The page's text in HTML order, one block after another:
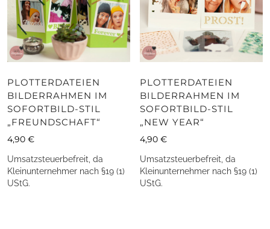
PLOTTERDATEIEN
BILDERRAHMEN IM
SOFORTBILD-STIL
„FREUNDSCHAFT“
4,90 €
Umsatzsteuerbefreit, da
Kleinunternehmer nach §19 (1)
UStG.
PLOTTERDATEIEN
BILDERRAHMEN IM
SOFORTBILD-STIL
„NEW YEAR“
4,90€
Umsatzsteuerbefreit, da
Kleinunternehmer nach §19 (1)
UStG.